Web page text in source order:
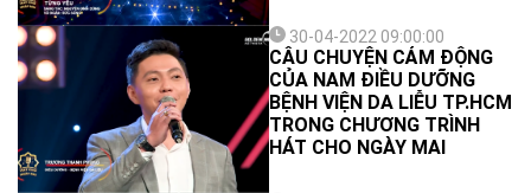
30-04-2022 09:00:00
CÂU CHUYỆN CẢM ĐỘNG
CỦA NAM ĐIỀU DƯỠNG
BỆNH VIỆN DA LIỄU TP.HCM
TRONG CHƯƠNG TRÌNH
HÁT CHO NGÀY MAI